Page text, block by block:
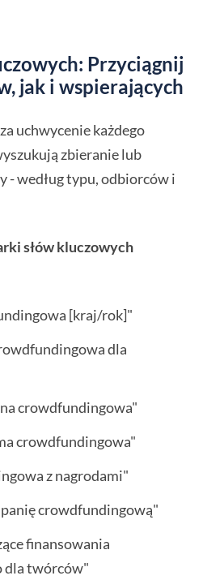
Przyciągnij
jak i wspierających
uchwycenie każdego
zbieranie lub
- według typu, odbiorców i
słów kluczowych
[kraj/rok]"
dla
crowdfundingowa"
crowdfundingowa"
z nagrodami"
crowdfundingową"
finansowania
dla twórców"